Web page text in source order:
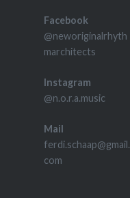
Facebook
@neworiginalrhyth
marchitects
Instagram
@n.o.r.a.music
Mail
ferdi.schaap@gmail.
com